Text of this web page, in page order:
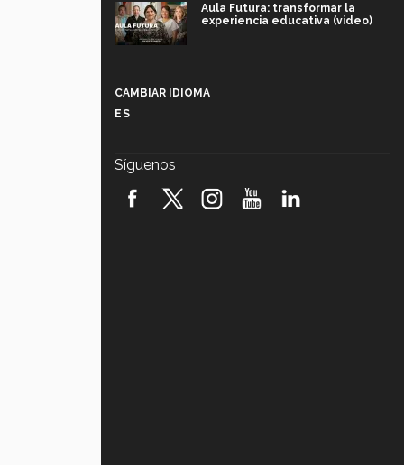
Aula Futura: transformar la
experiencia educativa (video)
robótica FIRST 2026! (video)
CAMBIAR IDIOMA
ES
Síguenos